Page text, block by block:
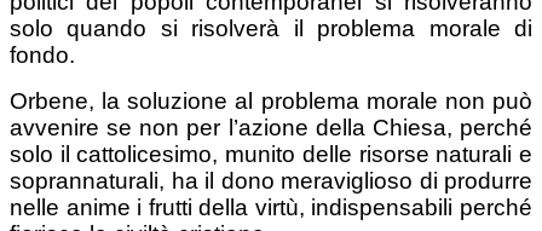
solo quando si risolverà il problema morale di
fondo.
Orbene, la soluzione al problema morale non può
avvenire se non per l’azione della Chiesa, perché
solo il cattolicesimo, munito delle risorse naturali e
soprannaturali, ha il dono meraviglioso di produrre
nelle anime i frutti della virtù, indispensabili perché